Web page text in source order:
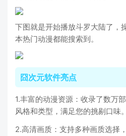
下图就是开始播放斗罗大陆了，
本热门动漫都能搜索到。
囧次元软件亮点
1.丰富的动漫资源：收录了数万
风格和类型，满足您的挑剔口味。
2.高清画质：支持多种画质选择